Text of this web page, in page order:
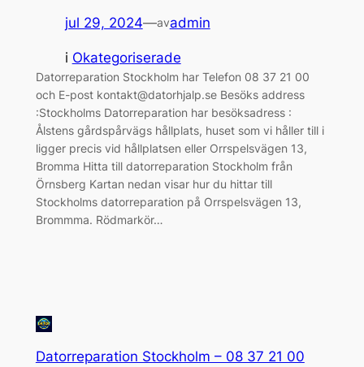
jul 29, 2024—avadmin
i Okategoriserade
Datorreparation Stockholm har Telefon 08 37 21 00
och E-post kontakt@datorhjalp.se Besöks address
:Stockholms Datorreparation har besöksadress :
Ålstens gårdspårvägs hållplats, huset som vi håller till i
ligger precis vid hållplatsen eller Orrspelsvägen 13,
Bromma Hitta till datorreparation Stockholm från
Örnsberg Kartan nedan visar hur du hittar till
Stockholms datorreparation på Orrspelsvägen 13,
Brommma. Rödmarkör…
Datorreparation Stockholm – 08 37 21 00